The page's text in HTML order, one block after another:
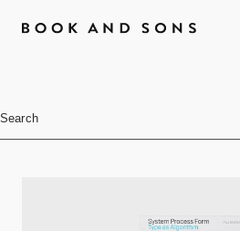
Search